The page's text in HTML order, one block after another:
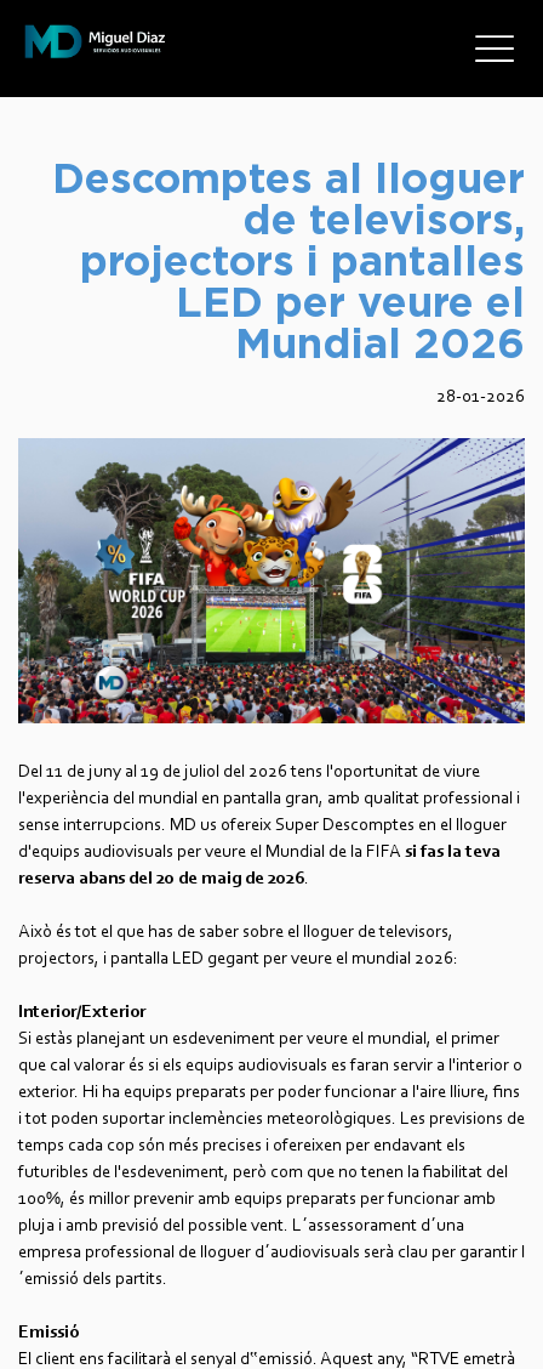
Descomptes al lloguer
de televisors,
projectors i pantalles
LED per veure el
Mundial 2026
28-01-2026
Del 11 de juny al 19 de juliol del 2026 tens l'oportunitat de viure
l'experiència del mundial en pantalla gran, amb qualitat professional i
sense interrupcions. MD us ofereix Super Descomptes en el lloguer
d'equips audiovisuals per veure el Mundial de la FIFA si fas la teva
reserva abans del 20 de maig de 2026.
Això és tot el que has de saber sobre el lloguer de televisors,
projectors, i pantalla LED gegant per veure el mundial 2026:
Interior/Exterior
Si estàs planejant un esdeveniment per veure el mundial, el primer
que cal valorar és si els equips audiovisuals es faran servir a l'interior o
exterior. Hi ha equips preparats per poder funcionar a l'aire lliure, fins
i tot poden suportar inclemències meteorològiques. Les previsions de
temps cada cop són més precises i ofereixen per endavant els
futuribles de l'esdeveniment, però com que no tenen la fiabilitat del
100%, és millor prevenir amb equips preparats per funcionar amb
pluja i amb previsió del possible vent. L´assessorament d´una
empresa professional de lloguer d´audiovisuals serà clau per garantir l
´emissió dels partits.
Emissió
El client ens facilitarà el senyal d‟emissió. Aquest any, “RTVE emetrà